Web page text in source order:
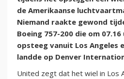
de Amerikaanse
Niemand raakte gewond
Boeing 757-200 die om
opsteeg vanuit Los Angeles
landde op Denver
United zegt dat het wiel in Los